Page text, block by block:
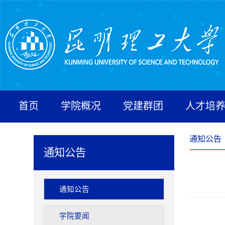
首页 学院概况 党建群团 人才培
通知公告
通知公告
学院要闻
通知公告